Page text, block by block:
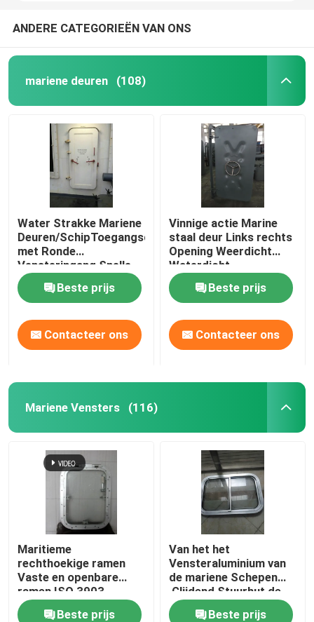
ANDERE CATEGORIEËN VAN ONS
mariene deuren (108)
Water Strakke Mariene
Deuren/SchipToegangsdeur
met Ronde
Vensteringang Snelle
Open
Beste prijs
Contacteer ons
Vinnige actie Marine
staal deur Links rechts
Opening Weerdicht
Waterdicht
Beste prijs
Contacteer ons
Mariene Vensters (116)
Maritieme
rechthoekige ramen
Vaste en openbare
ramen ISO 3903
Beste prijs
Van het het
Vensteraluminium van
de mariene Schepen
‚Glijdend Stuurhut de
Legeringsraamkozijn
Beste prijs